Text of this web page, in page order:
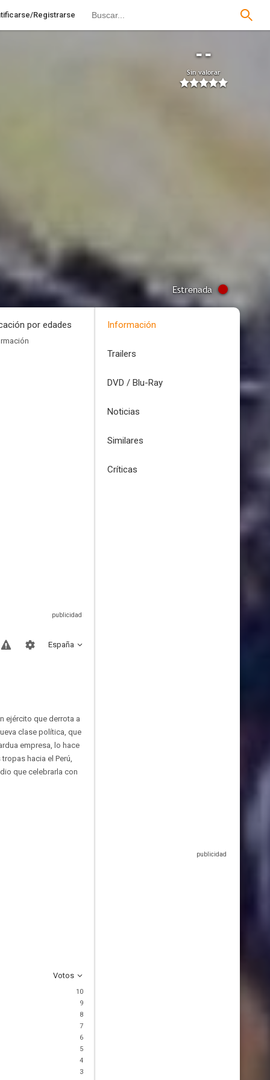
Registrarse
--
Sin valorar
Estrenada
por edades
España
ejército que derrota a
clase política, que
empresa, lo hace
hacia el Perú,
que celebrarla con
Votos
10
9
8
7
6
5
4
3
Información
Trailers
DVD / Blu-Ray
Noticias
Similares
Críticas